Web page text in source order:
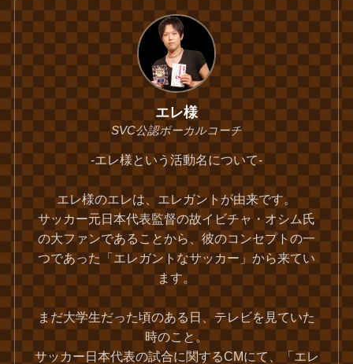
エレ様
SVC公認ボーカルコーチ
‐エレ様という活動名について‐
エレ様のエレは、エレガントが由来です。
サッカー元日本代表監督の故イビチャ・オシム氏
の大ファンであることから、彼のコンセプトの一
つであった「エレガントなサッカー」から来てい
ます。
まだ大学生だった頃のある日、テレビを見ていた
時のこと。
サッカー日本代表の試合に関するCMにて、「エレ